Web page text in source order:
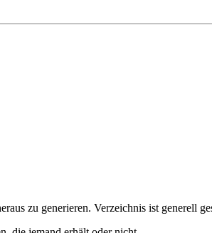
zu generieren. Verzeichnis ist generell